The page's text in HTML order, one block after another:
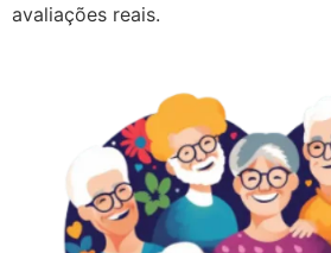
avaliações reais.